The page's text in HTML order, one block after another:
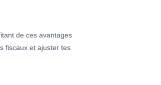
de ces avantages
fiscaux et ajuster tes